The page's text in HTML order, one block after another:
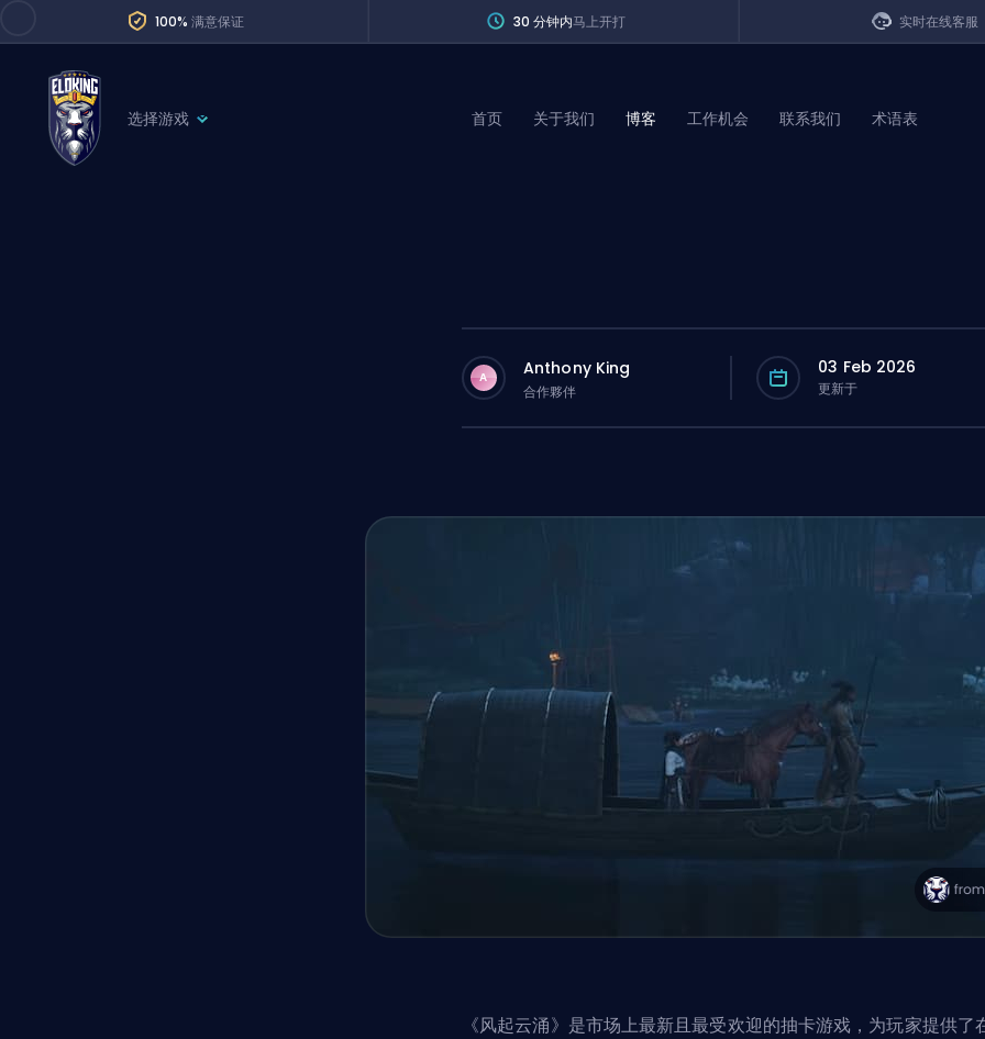
100% 满意保证 30 分钟内马上开打 实时在线客服
选择游戏 首页 关于我们 博客 工作机会 联系我们 术语表
A Anthony King
合作夥伴
03 Feb 2026
更新于
《风起云涌》是市场上最新且最受欢迎的抽卡游戏 ，为玩家提供了